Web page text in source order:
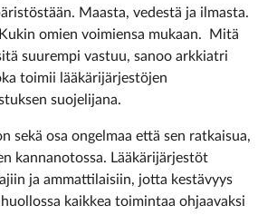
Maasta, vedestä ja ilmasta.
omien voimiensa mukaan. Mitä
suurempi vastuu, sanoo arkkiatri
toimii lääkärijärjestöjen
suojelijana.
sekä osa ongelmaa että sen ratkaisua,
kannanotossa. Lääkärijärjestöt
ja ammattilaisiin, jotta kestävyys
kaikkea toimintaa ohjaavaksi